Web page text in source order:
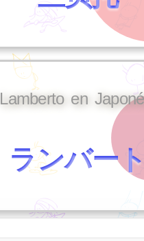
Lamberto en
ランバート